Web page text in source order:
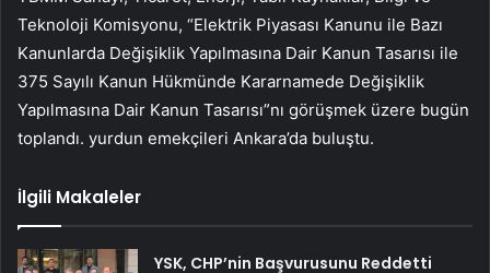
Teknoloji Komisyonu, “Elektrik Piyasası Kanunu ile Bazı
Kanunlarda Değişiklik Yapılmasına Dair Kanun Tasarısı ile
375 Sayılı Kanun Hükmünde Kararnamede Değişiklik
Yapılmasına Dair Kanun Tasarısı”nı görüşmek üzere bugün
toplandı. yurdun emekçileri Ankara’da buluştu.
İlgili Makaleler
YSK, CHP’nin Başvurusunu Reddetti